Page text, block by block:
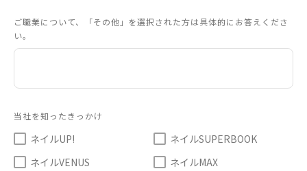
ご職業について、「その他」を選択された方は具体的にお答えくださ
い。
当社を知ったきっかけ
ネイルUP!
ネイルSUPERBOOK
ネイルVENUS
ネイルMAX